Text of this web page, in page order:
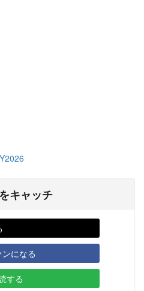
キャッチ
になる
する